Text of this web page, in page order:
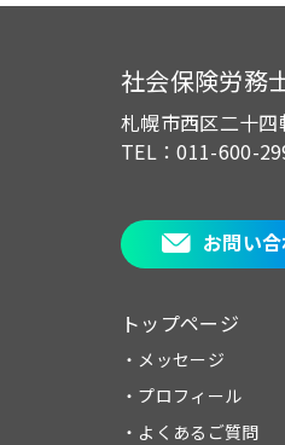
社会保険労務
札幌市西区二十
TEL：011-600-
お問い
トップページ
・メッセージ
・プロフィール
・よくあるご質問